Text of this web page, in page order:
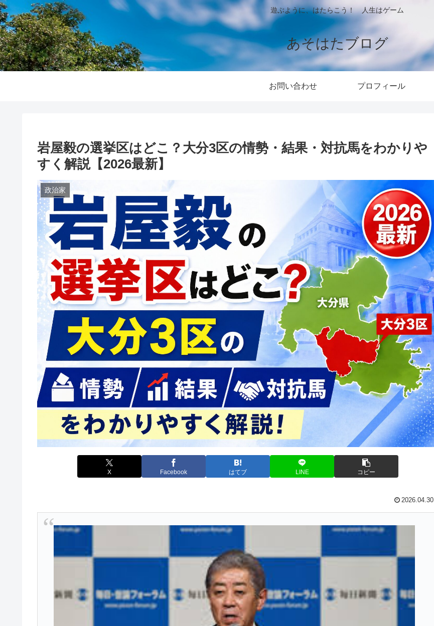
遊ぶように、はたらこう！ 人生はゲーム
あそはたブログ
お問い合わせ プロフィール
岩屋毅の選挙区はどこ？大分3区の情勢・結果・対抗馬をわかりや
すく解説【2026最新】
政治家
X Facebook はてブ LINE コピー
2026.04.30